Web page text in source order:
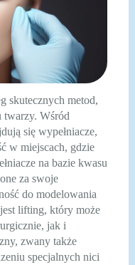
skutecznych metod,
twarzy. Wśród
się wypełniacze,
w miejscach, gdzie
na bazie kwasu
za swoje
do modelowania
lifting, który może
jak i
zwany także
specjalnych nici